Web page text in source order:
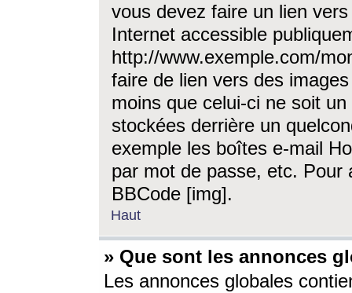
vous devez faire un lien
Internet accessible
http://www.exemple.com/
faire de lien vers des
moins que celui-ci ne soit
stockées derrière un
exemple les boîtes e-mail
par mot de passe, etc. Pour
BBCode [img].
Haut
» Que sont les annonces
Les annonces globales